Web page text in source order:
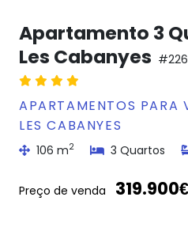
Apartamento 3
Les Cabanyes
APARTAMENTOS PARA
LES CABANYES
106 m2 3 Quartos
Preço de venda 319.900€